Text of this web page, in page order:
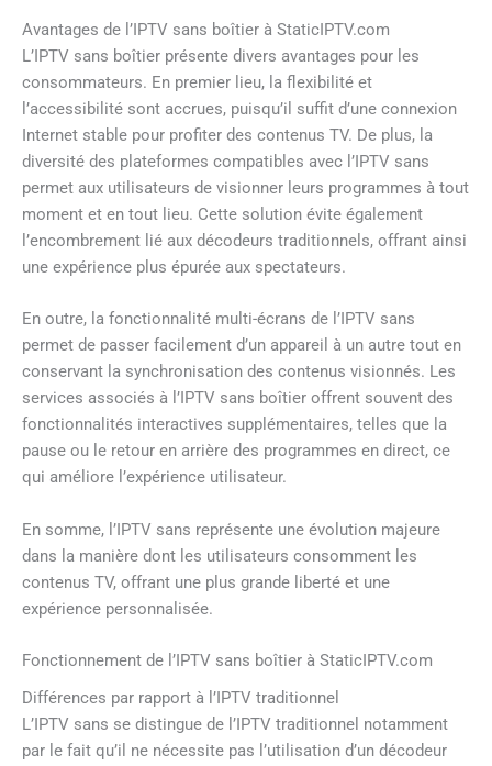
Avantages de l’IPTV sans boîtier à StaticIPTV.com
L’IPTV sans boîtier présente divers avantages pour les
consommateurs. En premier lieu, la flexibilité et
l’accessibilité sont accrues, puisqu’il suffit d’une connexion
Internet stable pour profiter des contenus TV. De plus, la
diversité des plateformes compatibles avec l’IPTV sans
permet aux utilisateurs de visionner leurs programmes à tout
moment et en tout lieu. Cette solution évite également
l’encombrement lié aux décodeurs traditionnels, offrant ainsi
une expérience plus épurée aux spectateurs.
En outre, la fonctionnalité multi-écrans de l’IPTV sans
permet de passer facilement d’un appareil à un autre tout en
conservant la synchronisation des contenus visionnés. Les
services associés à l’IPTV sans boîtier offrent souvent des
fonctionnalités interactives supplémentaires, telles que la
pause ou le retour en arrière des programmes en direct, ce
qui améliore l’expérience utilisateur.
En somme, l’IPTV sans représente une évolution majeure
dans la manière dont les utilisateurs consomment les
contenus TV, offrant une plus grande liberté et une
expérience personnalisée.
Fonctionnement de l’IPTV sans boîtier à StaticIPTV.com
Différences par rapport à l’IPTV traditionnel
L’IPTV sans se distingue de l’IPTV traditionnel notamment
par le fait qu’il ne nécessite pas l’utilisation d’un décodeur